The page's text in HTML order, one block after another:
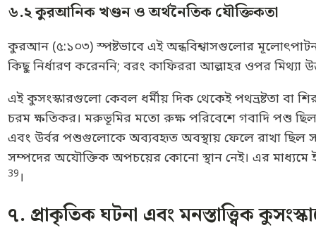
৬.২ কুরআনিক খণ্ডন ও অর্থনৈতিক যৌক্তিকতা
কুরআন (৫:১০৩) স্পষ্টভাবে এই অন্ধবিশ্বাসগুলোর
কিছু নির্ধারণ করেননি; বরং কাফিররা আল্লাহর ওপর মিথ্যা
এই কুসংস্কারগুলো কেবল ধর্মীয় দিক থেকেই পথভ্রষ্টতা বা
চরম ক্ষতিকর। মরুভূমির মতো রুক্ষ পরিবেশে গবাদি পশু ছিল
এবং উর্বর পশুগুলোকে অব্যবহৃত অবস্থায় ফেলে রাখা ছিল
সম্পদের অযৌক্তিক অপচয়ের কোনো স্থান নেই। এর
39 ।
৭. প্রাকৃতিক ঘটনা এবং মনস্তাত্ত্বিক